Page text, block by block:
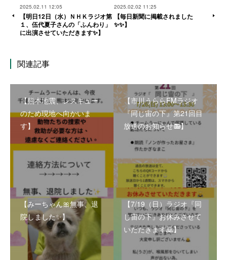
2025.02.11 12:05
【明日12日（水）ＮＨＫラジオ第
１、伍代夏子さんの「ふんわり」
に出演させていただきます✨】
2025.02.02 11:25
【毎日新聞に掲載されました
✨✨】
関連記事
【熊本地震、レスキュー
のため現地へ向かいま
す】
【市川うららFMラジオ
『同じ宙の下』第21回目
放送のお知らせ📻】
【みーちゃん🎀無事、退
院しました✨】
【7/19（日）ラジオ『同
じ宙の下』お休みさせて
いただきます🙇】